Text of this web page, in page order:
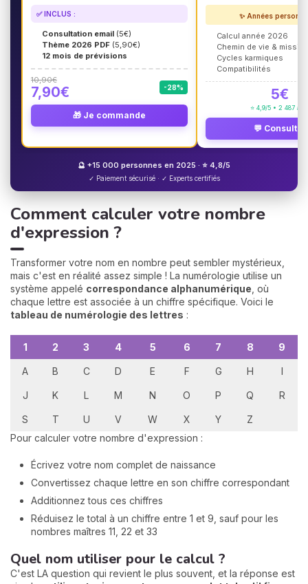
✅ INCLUS :
Consultation email (5€)
Thème 2026 PDF (5,90€)
12 mois de prévisions
10,90€
7,90€ -28%
🎁 Je commande
✨ Années
Calcul année 2026
Chemin de vie &
Cycles karmiques
Compatibilités
5€
⭐ 4,9/5 • 2 487
💬 Consulter
🔮 +15 000 personnes en 2025 · ⭐ 4,8/5
✓ Paiement sécurisé · ✓ Experts certifiés
Comment calculer votre nombre
d'expression ?
Transformer votre nom en nombre peut sembler mystérieux,
mais c'est en réalité assez simple ! La numérologie utilise un
système appelé correspondance alphanumérique , où
chaque lettre est associée à un chiffre spécifique. Voici le
tableau de numérologie des lettres :
1 2 3 4 5 6 7 8 9
A B C D E F G H I
J K L M N O P Q R
S T U V W X Y
Z
Pour calculer votre nombre d'expression :
Écrivez votre nom complet de naissance
Convertissez chaque lettre en son chiffre correspondant
Additionnez tous ces chiffres
Réduisez le total à un chiffre entre 1 et 9, sauf pour les
nombres maîtres 11, 22 et 33
Quel nom utiliser pour le calcul ?
C'est LA question qui revient le plus souvent, et la réponse est